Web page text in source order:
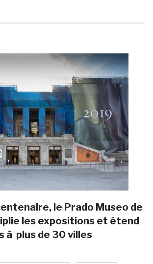
le Prado Museo de
les expositions et étend
à plus de 30 villes